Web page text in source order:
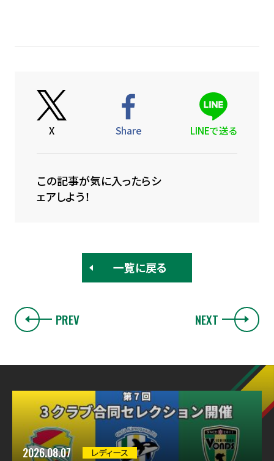
X Share LINEで送る
この記事が気に入ったらシ
ェアしよう！
一覧に戻る
PREV NEXT
2026.08.07 レディース